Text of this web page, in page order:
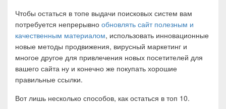
Чтобы остаться в топе выдачи поисковых систем вам
потребуется непрерывно обновлять сайт полезным и
качественным материалом, использовать инновационные
новые методы продвижения, вирусный маркетинг и
многое другое для привлечения новых посетителей для
вашего сайта ну и конечно же покупать хорошие
правильные ссылки.
Вот лишь несколько способов, как остаться в топ 10.